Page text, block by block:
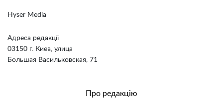
Hyser Media
Адреса редакції
03150 г. Киев, улица
Большая Васильковская, 71
Про редакцію